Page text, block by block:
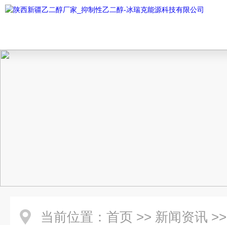
当前位置： 首页 >> 新闻资讯